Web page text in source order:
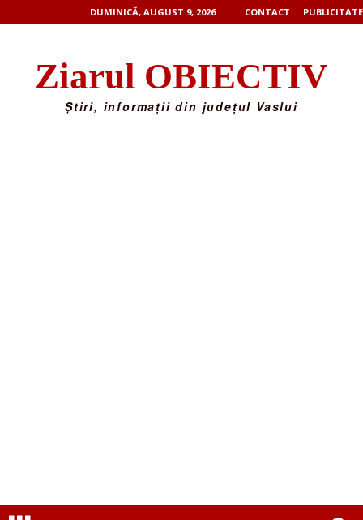
DUMINICĂ, AUGUST 9, 2026 CONTACT PUBLICITATE
Ziarul OBIECTIV
Știri, informații din județul Vaslui